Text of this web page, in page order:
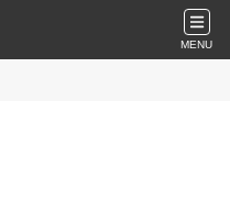
MENU